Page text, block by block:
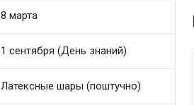
8 марта
1 сентября (День знаний)
Латексные шары (поштучно)